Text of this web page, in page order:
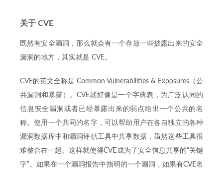
关于 CVE
既然有安全漏洞，那么就会有一个存放一些披露出来的安全
漏洞的地方，其实就是 CVE。
CVE的英文全称是 Common Vulnerabilities & Exposures（公
共漏洞和暴露）。CVE就好像是一个字典表，为广泛认同的
信息安全漏洞或者已经暴露出来的弱点给出一个公共的名
称。使用一个共同的名字，可以帮助用户在各自独立的各种
漏洞数据库中和漏洞评估工具中共享数据，虽然这些工具很
难整合在一起。这样就使得CVE成为了安全信息共享的“关键
字”。如果在一个漏洞报告中指明的一个漏洞，如果有CVE名